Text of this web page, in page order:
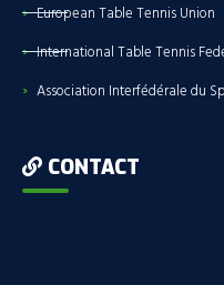
European Table Tennis Union
International Table Tennis
Association Interfédérale du
CONTACT